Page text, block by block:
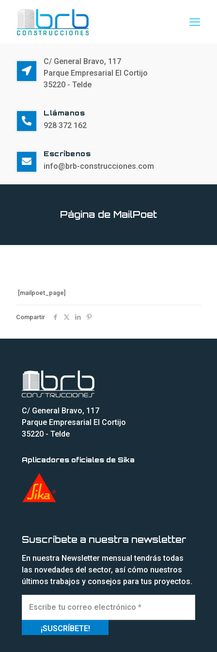
C/ General Bravo, 117
Parque Empresarial El Cortijo
35220 - Telde
Llámanos
928 372 162
Escríbenos
info@brb-construcciones.com
Página de MailPoet
[mailpoet_page]
Compartir
C/ General Bravo, 117
Parque Empresarial El Cortijo
35220 - Telde
Aplicadores oficiales de Sika
Suscríbete a nuestra newsletter
En nuestra Newsletter mensual tendrás todas
las novedades del sector, así cómo nuestros
últimos trabajos y consejos para tus proyectos.